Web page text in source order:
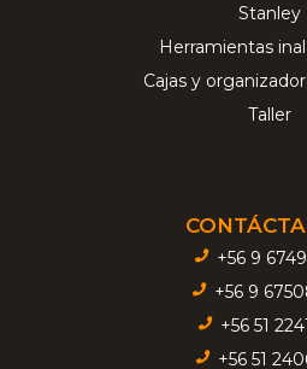
Stanley
Herramientas
Cajas y
Taller
+56 9
+56 9
+56 51
+56 51